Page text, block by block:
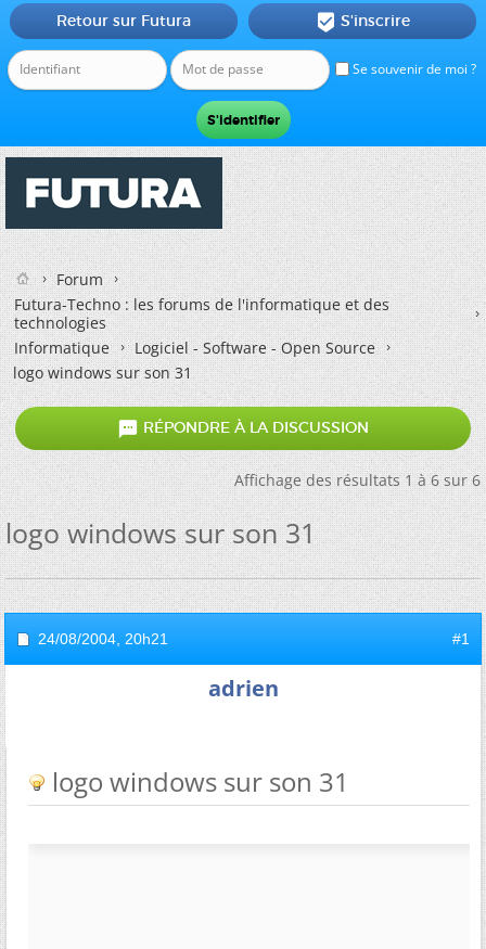
Se souvenir de moi ?
Retour sur Futura  S'inscrire
Forum
Futura-Techno : les forums de l'informatique et des
technologies
Informatique
Logiciel - Software - Open Source
logo windows sur son 31
 RÉPONDRE À LA DISCUSSION
Affichage des résultats 1 à 6 sur 6
logo windows sur son 31
24/08/2004, 20h21 #1
adrien
logo windows sur son 31